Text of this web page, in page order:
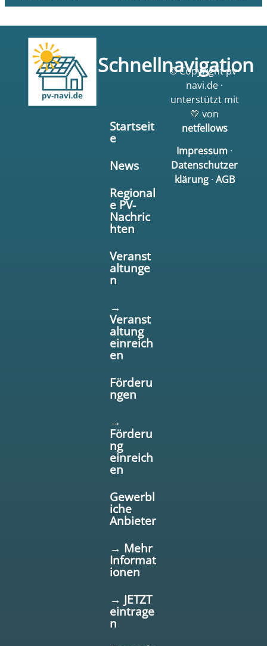
Schnellnavigation
Startseit
e
News
Regional
e PV-
Nachric
hten
Veranst
altunge
n
→
Veranst
altung
einreich
en
Förderu
ngen
→
Förderu
ng
einreich
en
Gewerbl
iche
Anbieter
→ Mehr
Informat
ionen
→ JETZT
eintrage
n
© Copyright pv-
navi.de ·
unterstützt mit
💛 von
netfellows
Impressum ·
Datenschutzer
klärung· AGB